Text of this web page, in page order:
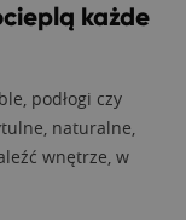
każde
podłogi czy
naturalne,
wnętrze, w